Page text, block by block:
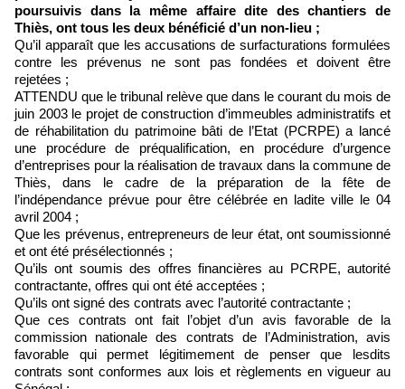
poursuivis dans la même affaire dite des chantiers de
Thiès, ont tous les deux bénéficié d’un non-lieu ;
Qu’il apparaît que les accusations de surfacturations formulées
contre les prévenus ne sont pas fondées et doivent être
rejetées ;
ATTENDU que le tribunal relève que dans le courant du mois de
juin 2003 le projet de construction d’immeubles administratifs et
de réhabilitation du patrimoine bâti de l’Etat (PCRPE) a lancé
une procédure de préqualification, en procédure d’urgence
d’entreprises pour la réalisation de travaux dans la commune de
Thiès, dans le cadre de la préparation de la fête de
l’indépendance prévue pour être célébrée en ladite ville le 04
avril 2004 ;
Que les prévenus, entrepreneurs de leur état, ont soumissionné
et ont été présélectionnés ;
Qu’ils ont soumis des offres financières au PCRPE, autorité
contractante, offres qui ont été acceptées ;
Qu’ils ont signé des contrats avec l’autorité contractante ;
Que ces contrats ont fait l’objet d’un avis favorable de la
commission nationale des contrats de l’Administration, avis
favorable qui permet légitimement de penser que lesdits
contrats sont conformes aux lois et règlements en vigueur au